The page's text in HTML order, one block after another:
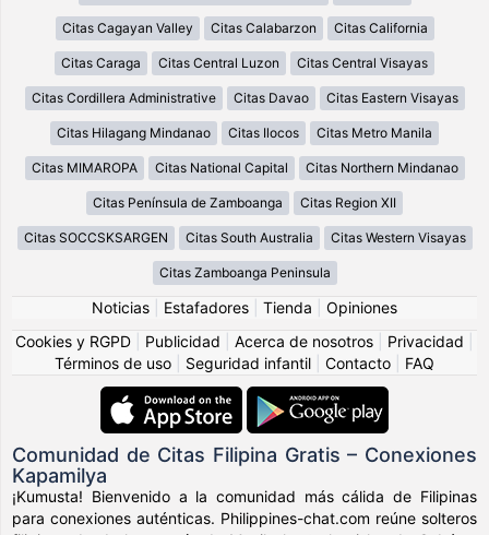
Citas Cagayan Valley Citas Calabarzon Citas California
Citas Caraga Citas Central Luzon Citas Central Visayas
Citas Cordillera Administrative Citas Davao Citas Eastern Visayas
Citas Hilagang Mindanao Citas Ilocos Citas Metro Manila
Citas MIMAROPA Citas National Capital Citas Northern Mindanao
Citas Península de Zamboanga Citas Region XII
Citas SOCCSKSARGEN Citas South Australia Citas Western Visayas
Citas Zamboanga Peninsula
Noticias Estafadores Tienda
Opiniones
Cookies y RGPD
Publicidad Acerca de nosotros Privacidad
Términos de uso
Seguridad infantil Contacto FAQ
Comunidad de Citas Filipina Gratis – Conexiones
Kapamilya
¡Kumusta! Bienvenido a la comunidad más cálida de Filipinas
para conexiones auténticas. Philippines-chat.com reúne solteros